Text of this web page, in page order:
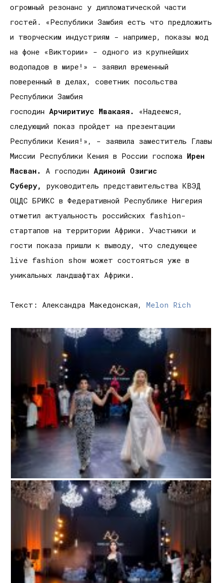
огромный резонанс у дипломатической части
гостей. «Республики Замбия есть что предложить
и творческим индустриям - например, показы мод
на фоне «Виктории» - одного из крупнейших
водопадов в мире!» - заявил временный
поверенный в делах, советник посольства
Республики Замбия
господин Арчиритиус Мвакаяя.
«Надеемся,
следующий показ пройдет на презентации
Республики Кения!», - заявила заместитель Главы
Миссии Республики Кения в России госпожа Ирен
Масван.
А господин Адиноий Озигис
Суберу,
руководитель представительства КВЭД
ОЦДС БРИКС в Федеративной Республике Нигерия
отметил актуальность российских fashion-
стартапов на территории Африки. Участники и
гости показа пришли к выводу, что следующее
live fashion show может состояться уже в
уникальных ландшафтах Африки.
Текст: Александра Македонская, Melon Rich